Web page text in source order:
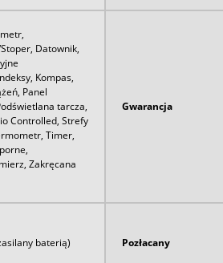
Datownik,
Kompas,
Panel
tarcza,
Controlled, Strefy
Timer,
Zakręcana
Gwarancja
baterią) Pozłacany